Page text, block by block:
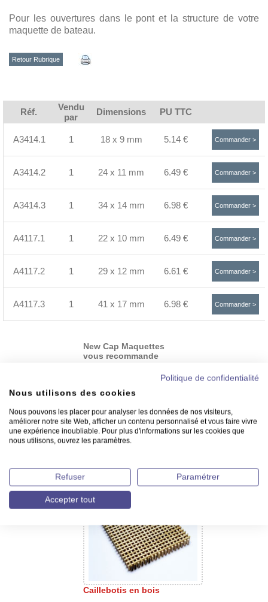
Pour les ouvertures dans le pont et la structure de votre
maquette de bateau.
Retour Rubrique
Réf.
Vendu
par
Dimensions PU TTC
A3414.1 1 18 x 9 mm 5.14 € Commander >
A3414.2 1 24 x 11 mm 6.49 € Commander >
A3414.3 1 34 x 14 mm 6.98 € Commander >
A4117.1 1 22 x 10 mm 6.49 € Commander >
A4117.2 1 29 x 12 mm 6.61 € Commander >
A4117.3 1 41 x 17 mm 6.98 € Commander >
New Cap Maquettes
vous recommande
Réservoir d’essence
Caillebotis en bois
Politique de confidentialité
Nous utilisons des cookies
Nous pouvons les placer pour analyser les données de nos visiteurs,
améliorer notre site Web, afficher un contenu personnalisé et vous faire vivre
une expérience inoubliable. Pour plus d'informations sur les cookies que
nous utilisons, ouvrez les paramètres.
Refuser Paramétrer
Accepter tout